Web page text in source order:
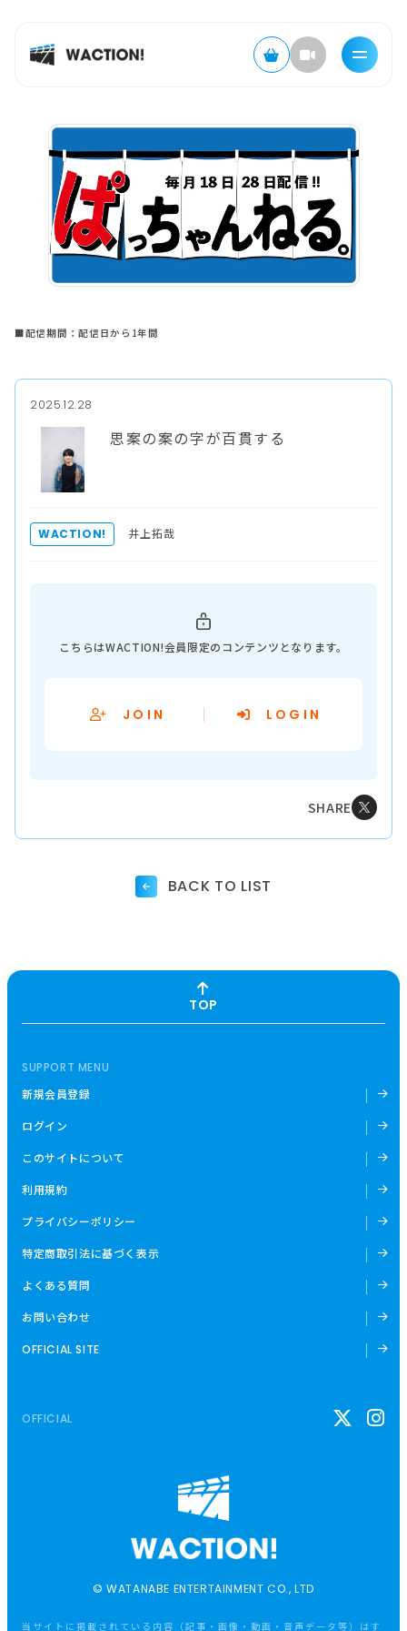
■配信期間：配信日から1年間
2025.12.28
思案の案の字が百貫する
WACTION! 井上拓哉
こちらはWACTION!会員限定のコンテンツとなります。
JOIN LOGIN
SHARE
BACK TO LIST
TOP
© WATANABE ENTERTAINMENT CO., LTD
SUPPORT MENU
新規会員登録
ログイン
このサイトについて
利用規約
プライバシーポリシー
特定商取引法に基づく表示
よくある質問
お問い合わせ
OFFICIAL SITE
OFFICIAL
当サイトに掲載されている内容（記事・画像・動画・音声データ等）はす